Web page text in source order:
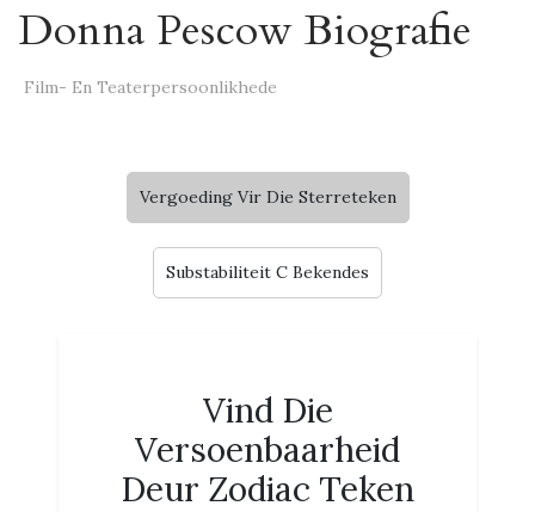
Donna Pescow Biografie
Film- En Teaterpersoonlikhede
Vergoeding Vir Die Sterreteken
Substabiliteit C Bekendes
Vind Die
Versoenbaarheid
Deur Zodiac Teken